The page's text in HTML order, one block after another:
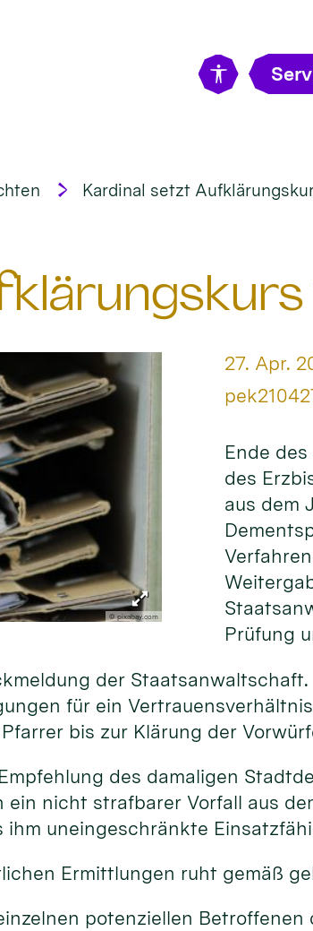
Kardinal setzt
© pixabay.com
Datum:
27. Apr.
Von:
Ende
des
aus dem
Prüfung
der
für ein
bis zur Klärung der
des damaligen
nicht strafbarer Vorfall aus
uneingeschränkte
Ermittlungen ruht gemäß
potenziellen